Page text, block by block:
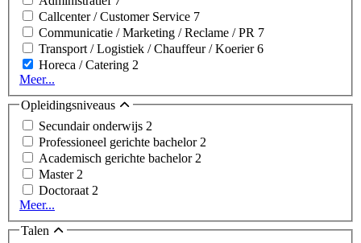
Callcenter / Customer Service 7
Communicatie / Marketing / Reclame / PR 7
Transport / Logistiek / Chauffeur / Koerier6
Horeca / Catering 2
Meer...
Opleidingsniveaus
Secundair onderwijs 2
Professioneel gerichte bachelor 2
Academisch gerichte bachelor 2
Master 2
Doctoraat 2
Meer...
Talen